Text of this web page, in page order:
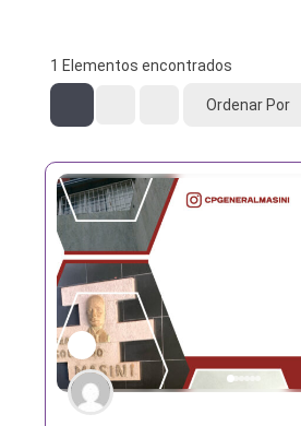
1 Elementos encontrados
Ordenar Por